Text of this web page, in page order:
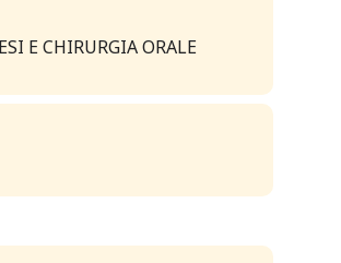
E CHIRURGIA ORALE